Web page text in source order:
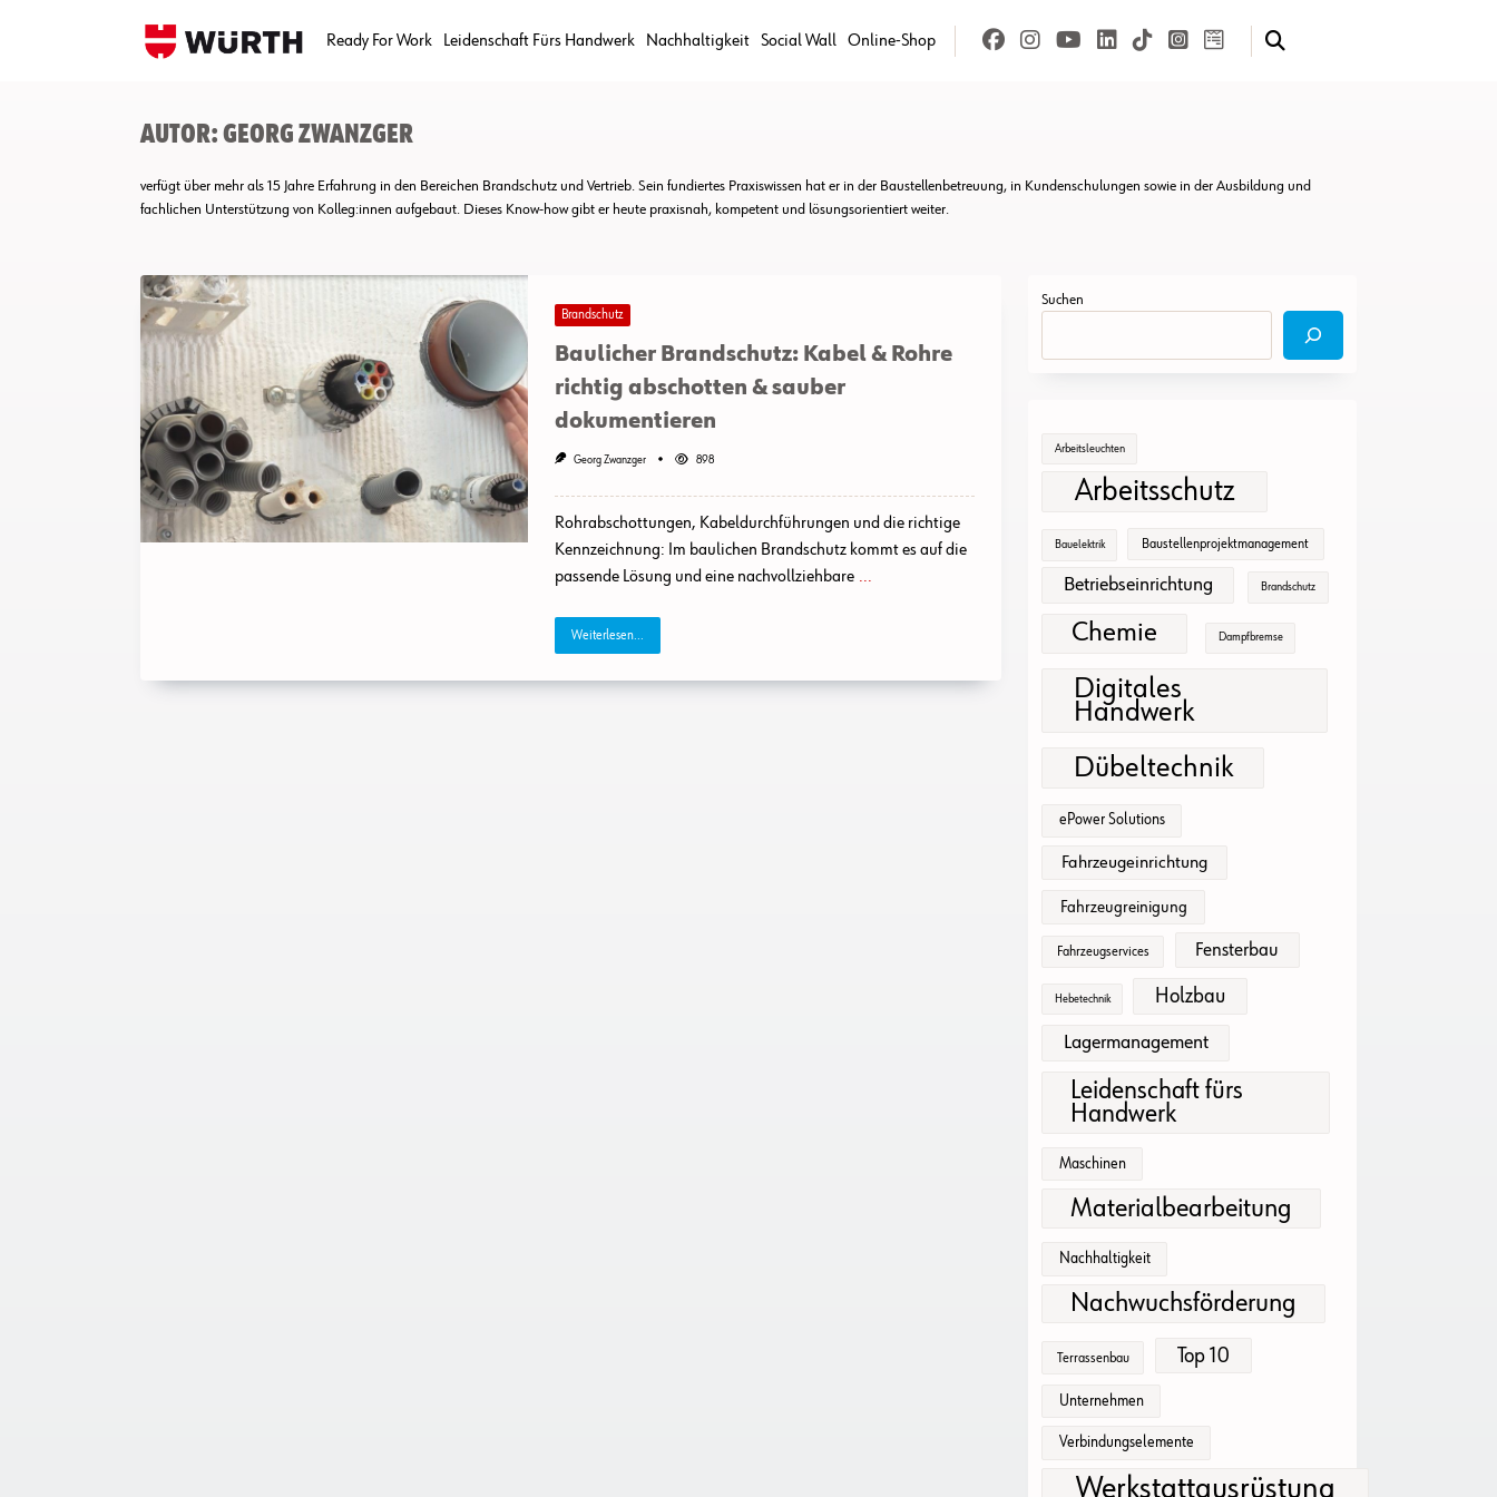
Ready For Work Leidenschaft Fürs Handwerk Nachhaltigkeit Social Wall Online-Shop
Autor: Georg Zwanzger
verfügt über mehr als 15 Jahre Erfahrung in den Bereichen Brandschutz und Vertrieb. Sein fundiertes Praxiswissen hat er in der Baustellenbetreuung, in Kundenschulungen sowie in der Ausbildung und
fachlichen Unterstützung von Kolleg:innen aufgebaut. Dieses Know-how gibt er heute praxisnah, kompetent und lösungsorientiert weiter.
Brandschutz
Baulicher Brandschutz: Kabel & Rohre
richtig abschotten & sauber
dokumentieren
Georg Zwanzger 898
Rohrabschottungen, Kabeldurchführungen und die richtige
Kennzeichnung: Im baulichen Brandschutz kommt es auf die
passende Lösung und eine nachvollziehbare ...
Weiterlesen...
Suchen
Arbeitsleuchten
Arbeitsschutz
Bauelektrik Baustellenprojektmanagement
Betriebseinrichtung Brandschutz
Chemie Dampfbremse
Digitales
Handwerk
Dübeltechnik
ePower Solutions
Fahrzeugeinrichtung
Fahrzeugreinigung
Fahrzeugservices Fensterbau
Hebetechnik Holzbau
Lagermanagement
Leidenschaft fürs
Handwerk
Maschinen
Materialbearbeitung
Nachhaltigkeit
Nachwuchsförderung
Terrassenbau Top 10
Unternehmen
Verbindungselemente
Werkstattausrüstung